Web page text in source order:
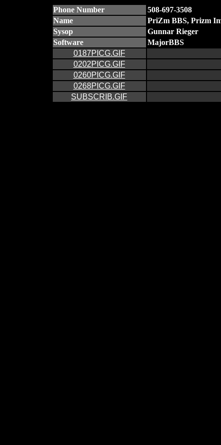
Phone Number
508-697-3508
Name
PriZm BBS, Prizm
Sysop
Gunnar Rieger
Software
MajorBBS
0187PICG.GIF
0202PICG.GIF
0260PICG.GIF
0268PICG.GIF
SUBSCRIB.GIF